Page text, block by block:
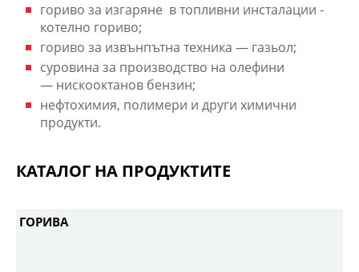
гориво за изгаряне в топливни инсталации -
котелно гориво;
гориво за извънпътна техника — газьол;
суровина за производство на олефини
— нискооктанов бензин;
нефтохимия, полимери и други химични
продукти.
КАТАЛОГ НА ПРОДУКТИТЕ
ГОРИВА